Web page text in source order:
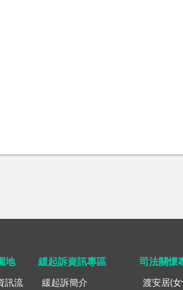
地
訊流
緩起訴資訊專區
緩起訴簡介
司法關懷
渡安居(